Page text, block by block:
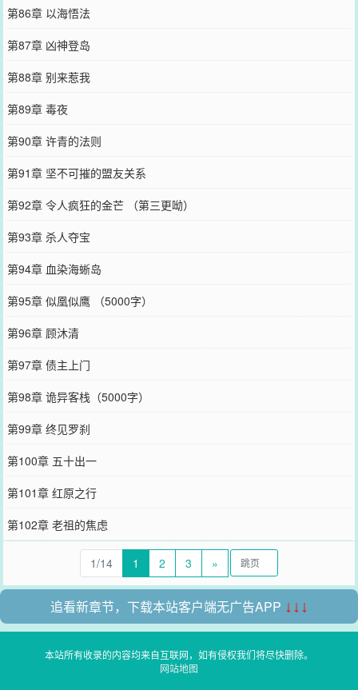
第86章 以海悟法
第87章 凶神登岛
第88章 别来惹我
第89章 毒夜
第90章 许青的法则
第91章 坚不可摧的盟友关系
第92章 令人疯狂的金芒 （第三更呦）
第93章 杀人夺宝
第94章 血染海蜥岛
第95章 似凰似鹰 （5000字）
第96章 顾沐清
第97章 债主上门
第98章 诡异客栈（5000字）
第99章 终见罗刹
第100章 五十出一
第101章 红原之行
第102章 老祖的焦虑
1/14 1 2 3 »
追看新章节，下载本站客户端无广告APP ↓↓↓
本站所有收录的内容均来自互联网，如有侵权我们将尽快删除。
网站地图